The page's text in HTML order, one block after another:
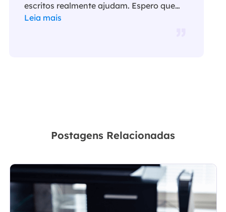
escritos realmente ajudam. Espero que
gostem de sua estadia no EaseUS e
Leia mais
Postagens Relacionadas